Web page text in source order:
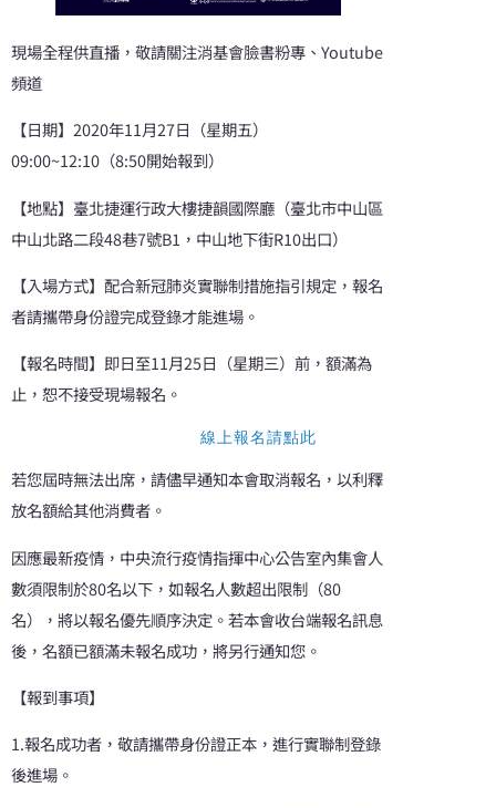
現場全程供直播，敬請關注消基會臉書粉專、Youtube
頻道
【日期】2020年11月27日（星期五）
09:00~12:10（8:50開始報到）
【地點】臺北捷運行政大樓捷韻國際廳（臺北市中山區
中山北路二段48巷7號B1，中山地下街R10出口）
【入場方式】配合新冠肺炎實聯制措施指引規定，報名
者請攜帶身份證完成登錄才能進場。
【報名時間】即日至11月25日（星期三）前，額滿為
止，恕不接受現場報名。
線上報名請點此
若您屆時無法出席，請儘早通知本會取消報名，以利釋
放名額給其他消費者。
因應最新疫情，中央流行疫情指揮中心公告室內集會人
數須限制於80名以下，如報名人數超出限制（80
名），將以報名優先順序決定。若本會收台端報名訊息
後，名額已額滿未報名成功，將另行通知您。
【報到事項】
1.報名成功者，敬請攜帶身份證正本，進行實聯制登錄
後進場。